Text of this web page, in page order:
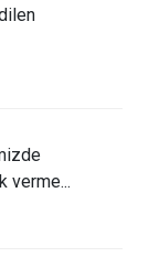
verme...